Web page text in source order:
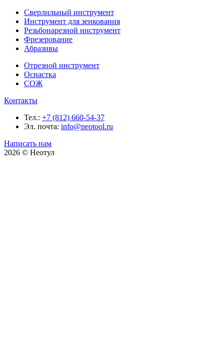
Сверлильный инструмент
Инструмент для зенкования
Резьбонарезной инструмент
Фрезерование
Абразивы
Отрезной инструмент
Оснастка
СОЖ
Контакты
Тел.: +7 (812) 660-54-37
Эл. почта: info@neotool.ru
Написать нам
2026 © Неотул